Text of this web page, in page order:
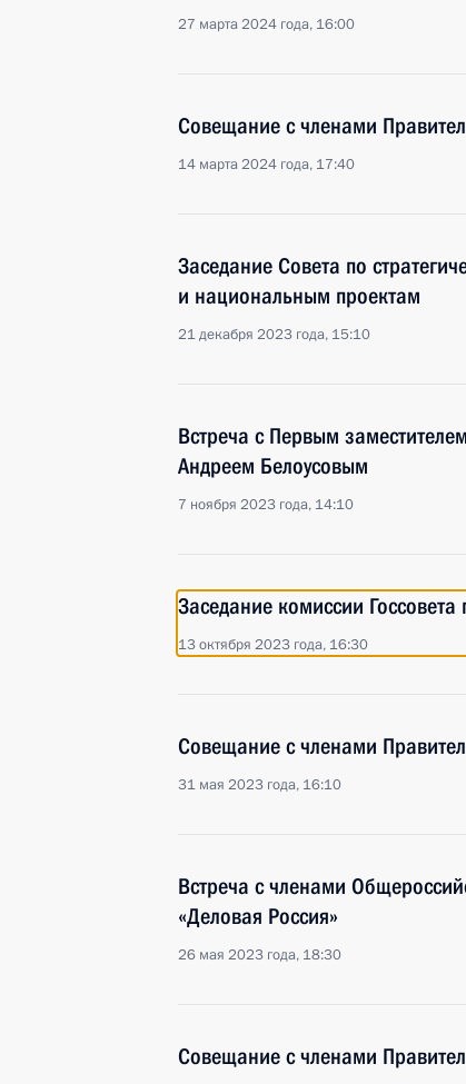
27 марта 2024 года, 16:00
Совещание с членами
14 марта 2024 года, 17:40
Заседание Совета по
и национальным проектам
21 декабря 2023 года, 15:10
Встреча с Первым
Андреем Белоусовым
7 ноября 2023 года, 14:10
Заседание комиссии
13 октября 2023 года, 16:30
Совещание с членами
31 мая 2023 года, 16:10
Встреча с членами
«Деловая Россия»
26 мая 2023 года, 18:30
Совещание с членами